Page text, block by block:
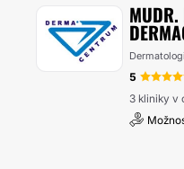
MUDR.
5
3 kliniky v